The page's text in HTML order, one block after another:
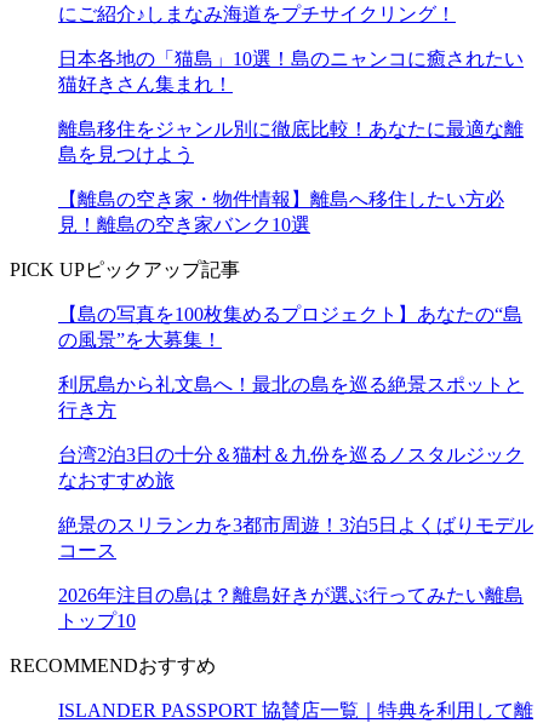
にご紹介♪しまなみ海道をプチサイクリング！
日本各地の「猫島」10選！島のニャンコに癒されたい
猫好きさん集まれ！
離島移住をジャンル別に徹底比較！あなたに最適な離
島を見つけよう
【離島の空き家・物件情報】離島へ移住したい方必
見！離島の空き家バンク10選
PICK UPピックアップ記事
【島の写真を100枚集めるプロジェクト】あなたの“島
の風景”を大募集！
利尻島から礼文島へ！最北の島を巡る絶景スポットと
行き方
台湾2泊3日の十分＆猫村＆九份を巡るノスタルジック
なおすすめ旅
絶景のスリランカを3都市周遊！3泊5日よくばりモデル
コース
2026年注目の島は？離島好きが選ぶ行ってみたい離島
トップ10
RECOMMENDおすすめ
ISLANDER PASSPORT 協賛店一覧｜特典を利用して離